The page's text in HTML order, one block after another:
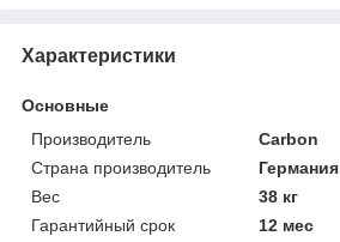
Характеристики
Основные
Производитель
Carbon
Страна производитель
Германия
Вес
38 кг
Гарантийный срок
12 мес